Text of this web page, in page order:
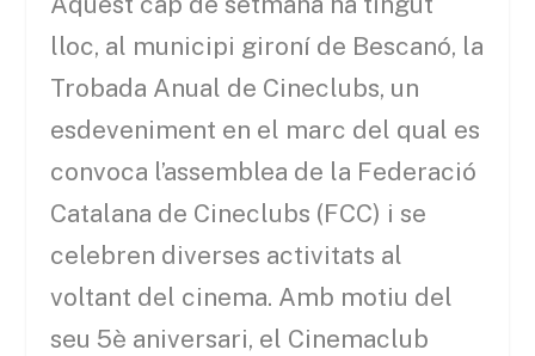
lloc, al municipi gironí de Bescanó, la
Trobada Anual de Cineclubs, un
esdeveniment en el marc del qual es
convoca l’assemblea de la Federació
Catalana de Cineclubs (FCC) i se
celebren diverses activitats al
voltant del cinema. Amb motiu del
seu 5è aniversari, el Cinemaclub